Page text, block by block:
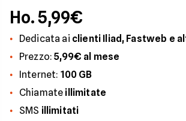
Ho. 5,99€
Dedicata ai clienti Iliad, Fastweb e
Prezzo:5,99€ al mese
Internet: 100 GB
Chiamate illimitate
SMS illimitati